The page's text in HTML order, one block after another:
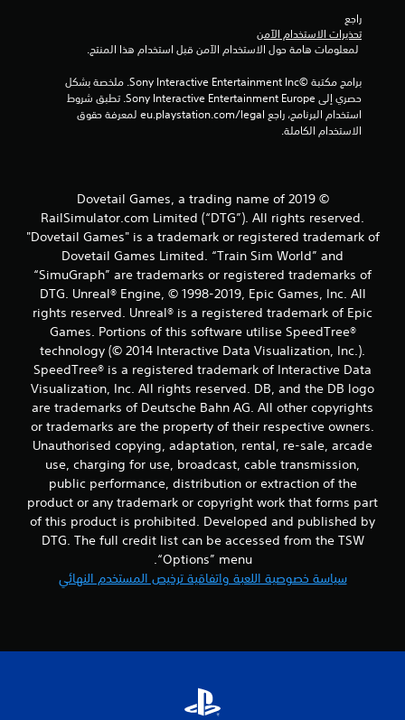
1
ا
ل
ت
ق
ي
ي
م
ا
ت
راجع
تحذيرات الاستخدام الآمن
الاستخدام الكاملة.
© 2019 Dovetail Games, a trading name of
RailSimulator.com Limited (“DTG”). All rights reserved.
"Dovetail Games" is a trademark or registered trademark of
Dovetail Games Limited. “Train Sim World” and
“SimuGraph” are trademarks or registered trademarks of
DTG. Unreal® Engine, © 1998-2019, Epic Games, Inc. All
rights reserved. Unreal® is a registered trademark of Epic
Games. Portions of this software utilise SpeedTree®
technology (© 2014 Interactive Data Visualization, Inc.).
SpeedTree® is a registered trademark of Interactive Data
Visualization, Inc. All rights reserved. DB, and the DB logo
are trademarks of Deutsche Bahn AG. All other copyrights
or trademarks are the property of their respective owners.
Unauthorised copying, adaptation, rental, re-sale, arcade
use, charging for use, broadcast, cable transmission,
public performance, distribution or extraction of the
product or any trademark or copyright work that forms part
of this product is prohibited. Developed and published by
DTG. The full credit list can be accessed from the TSW
“Options” menu.
سياسة خصوصية اللعبة واتفاقية ترخيص المستخدم النهائي